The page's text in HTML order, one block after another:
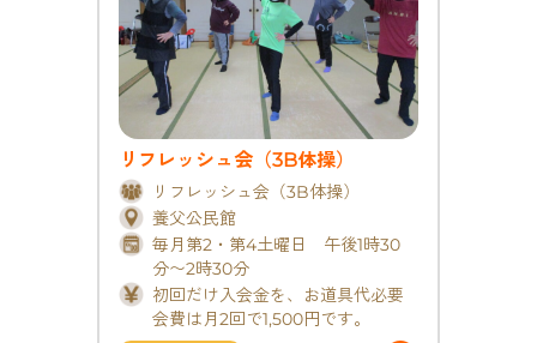
リフレッシュ会（3B体操）
リフレッシュ会（3B体操）
養父公民館
毎月第2・第4土曜日 午後1時30
分〜2時30分
初回だけ入会金を、お道具代必要
会費は月2回で1,500円です。